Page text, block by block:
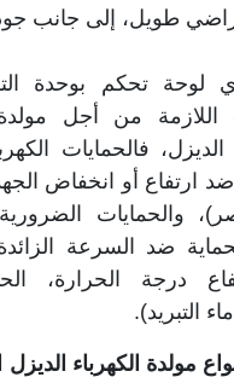
طويل، إلى جانب
لوحة تحكم بوحدة
اللازمة من أجل مولدة
فالحمايات
ضد ارتفاع أو انخفاض
والحمايات
ضد السرعة
درجة الحرارة،
التبريد).
مولدة الكهرباء